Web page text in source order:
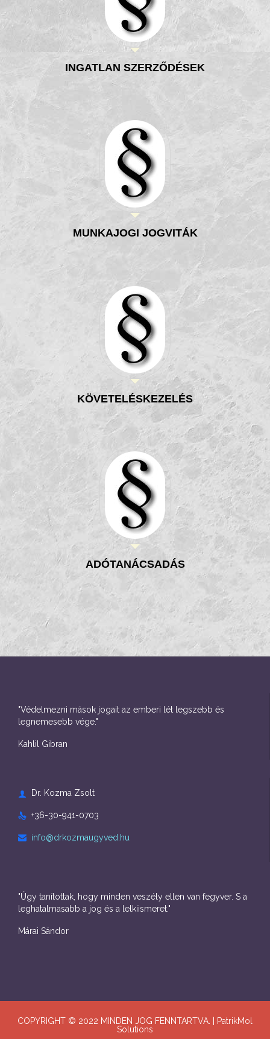
INGATLAN SZERZŐDÉSEK
MUNKAJOGI JOGVITÁK
KÖVETELÉSKEZELÉS
ADÓTANÁCSADÁS
"Védelmezni mások jogait az emberi lét legszebb és
legnemesebb vége."
Kahlil Gibran
 Dr. Kozma Zsolt
 +36-30-941-0703
 info@drkozmaugyved.hu
"Úgy tanítottak, hogy minden veszély ellen van fegyver. S a
leghatalmasabb a jog és a lelkiismeret."
Márai Sándor
COPYRIGHT © 2022 MINDEN JOG FENNTARTVA. | PatrikMol
Solutions